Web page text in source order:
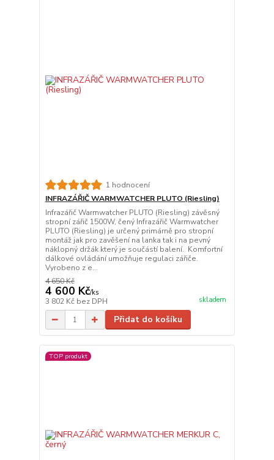
1 hodnocení
INFRAZÁŘIČ WARMWATCHER PLUTO (Riesling)
Infrazářič Warmwatcher PLUTO (Riesling) závěsný
stropní zářič 1500W, čený Infrazářič Warmwatcher
PLUTO (Riesling) je určený primárně pro stropní
montáž jak pro zavěšení na lanka tak i na pevný
náklopný držák který je součástí balení. Komfortní
dálkové ovládání umožňuje regulaci zářiče.
Vyrobeno z e...
4 650 Kč
4 600 Kč/ks
3 802 Kč bez DPH skladem
Přidat do košíku
TOP produkt